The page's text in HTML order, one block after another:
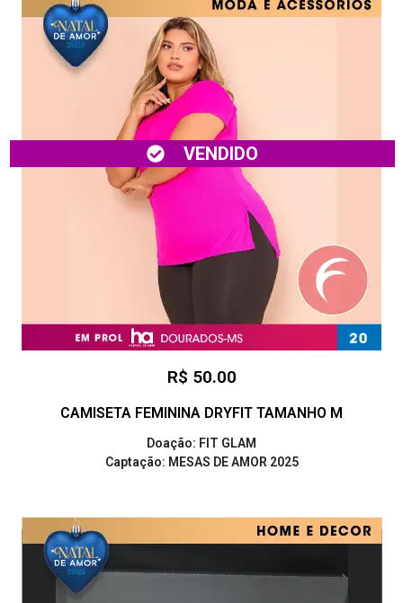
R$ 50.00
VENDIDO
CAMISETA FEMININA DRYFIT TAMANHO M
Doação: FIT GLAM
Captação: MESAS DE AMOR 2025